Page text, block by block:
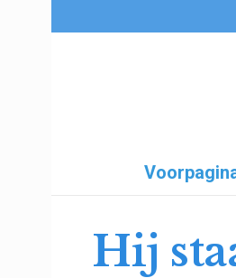
Hij